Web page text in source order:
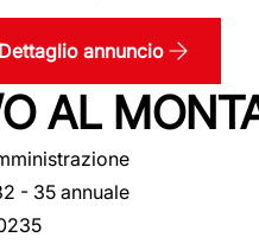
Dettaglio annuncio
AL
- 35 annuale